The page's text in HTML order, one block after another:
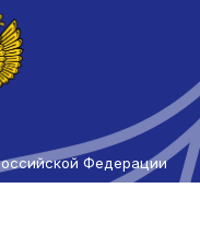
Федерации